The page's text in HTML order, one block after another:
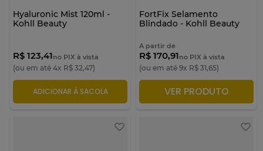
Hyaluronic Mist 120ml -
Kohll Beauty
R$ 123,41no PIX à vista
(ou em até 4x R$ 32,47)
ADICIONAR À SACOLA
FortFix Selamento
Blindado - Kohll Beauty
A partir de
R$ 170,91no PIX à vista
(ou em até 9x R$ 31,65)
ADICIONAR À SACOLA
VER PRODUTO